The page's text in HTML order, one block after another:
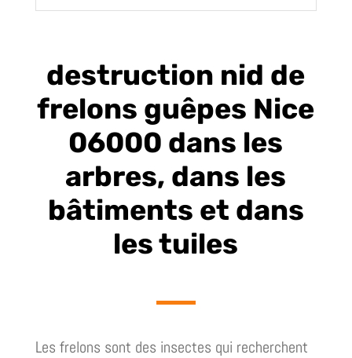
destruction nid de
frelons guêpes Nice
06000 dans les
arbres, dans les
bâtiments et dans
les tuiles
Les frelons sont des insectes qui recherchent